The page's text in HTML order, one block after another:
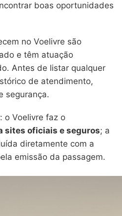
boas oportunidades
no Voelivre são
e têm atuação
Antes de listar qualquer
de atendimento,
segurança.
o Voelivre faz o
sites oficiais e seguros; a
diretamente com a
emissão da passagem.